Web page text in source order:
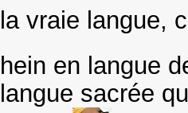
la vraie langue,
hein en langue
langue sacrée